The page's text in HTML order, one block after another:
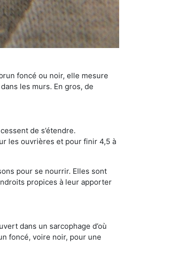
foncé ou noir, elle mesure
les murs. En gros, de
de s’étendre.
les ouvrières et pour finir 4,5 à
pour se nourrir. Elles sont
propices à leur apporter
dans un sarcophage d’où
foncé, voire noir, pour une